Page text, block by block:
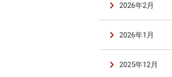
2026年2月
2026年1月
2025年12月